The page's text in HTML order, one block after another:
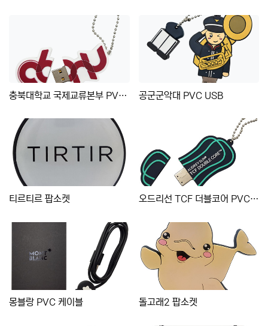
충북대학교 국제교류본부 PVC USB 공군군악대 PVC USB
티르티르 팝소켓 오드리선 TCF 더블코어 PVC USB
몽블랑 PVC 케이블 돌고래2 팝소켓